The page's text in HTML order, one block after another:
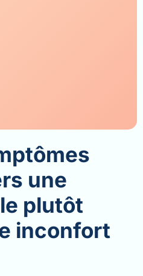
une
plutôt
inconfort